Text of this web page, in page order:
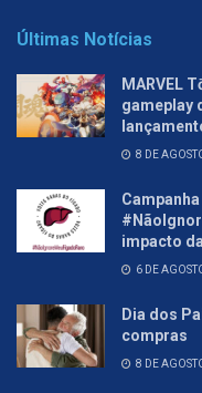
Últimas Notícias
MARVEL
gameplay
8 DE
impacto
6 DE
Dia dos
compras
8 DE